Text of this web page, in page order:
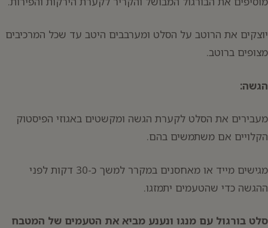
יוצקים את הרוטב על הסלט ומערבבים היטב עד שכל המרכיבים
מצופים ברוטב.
הגשה:
מעבירים את הסלט לקערת הגשה ומקשטים באגוזי הפיסטוק
הקלויים אם משתמשים בהם.
מגישים מייד או מאחסנים במקרר למשך כ-30 דקות לפני
ההגשה כדי שהטעמים יתמזגו.
סלט בורגול עם מנגו ונענע מביא את הטעמים של המטבח